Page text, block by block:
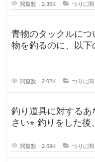
閲覧数：2.35K つりに関
青物のタックルについて質
物を釣るのに、以下
閲覧数：2.02K つりに関
釣り道具に対する
さい⭐︎ 釣りをした後、いろんなものが汚れたりし
閲覧数：2.69K つりに関